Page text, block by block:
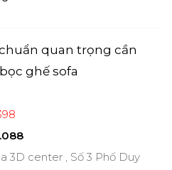
quan trọng cần
ghế sofa
3D center , Số 3 Phố Duy